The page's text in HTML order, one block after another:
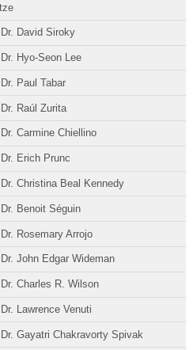
David Siroky
Hyo-Seon Lee
Paul Tabar
Raúl Zurita
Carmine Chiellino
Erich Prunc
Christina Beal Kennedy
Benoit Séguin
Rosemary Arrojo
John Edgar Wideman
Charles R. Wilson
Lawrence Venuti
Gayatri Chakravorty Spivak